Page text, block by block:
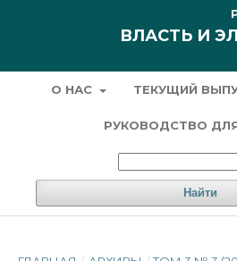
ВЛАСТЬ И
О НАС ТЕКУЩИЙ
РУКОВОДСТВО
Найти